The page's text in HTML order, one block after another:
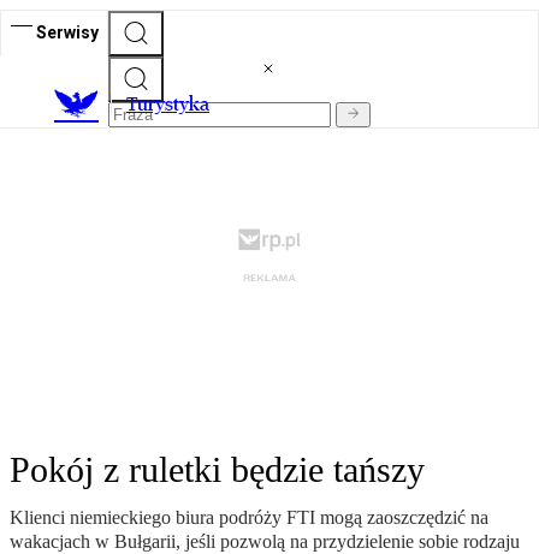
Serwisy
Turystyka
Pokój z ruletki będzie tańszy
Klienci niemieckiego biura podróży FTI mogą zaoszczędzić na
wakacjach w Bułgarii, jeśli pozwolą na przydzielenie sobie rodzaju